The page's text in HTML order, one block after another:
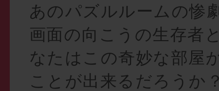
あのパズルルームの惨
画面の向こうの生存者
なたはこの奇妙な部屋
ことが出来るだろうか